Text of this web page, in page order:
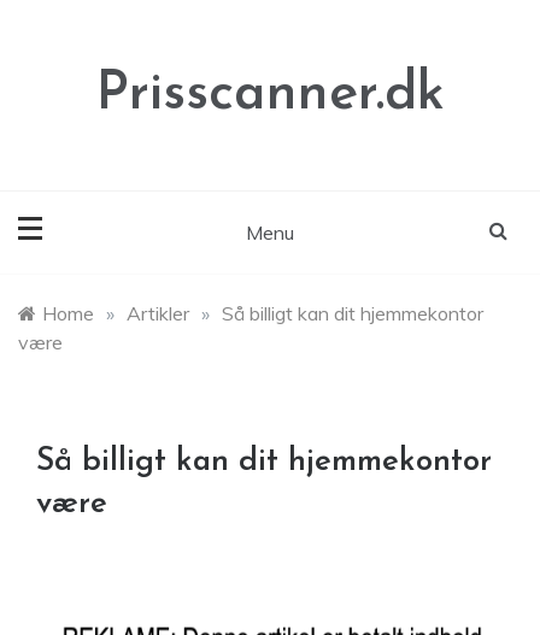
Prisscanner.dk
Menu
Home » Artikler » Så billigt kan dit hjemmekontor
være
Så billigt kan dit hjemmekontor
være